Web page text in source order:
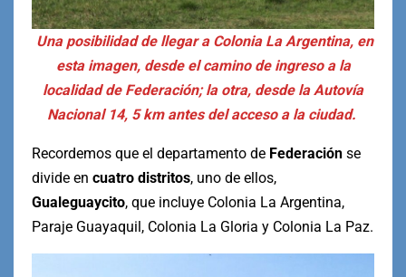
Una posibilidad de llegar a Colonia La Argentina, en
esta imagen, desde el camino de ingreso a la
localidad de Federación; la otra, desde la Autovía
Nacional 14, 5 km antes del acceso a la ciudad.
Recordemos que el departamento de Federación se
divide en cuatro distritos, uno de ellos,
Gualeguaycito, que incluye Colonia La Argentina,
Paraje Guayaquil, Colonia La Gloria y Colonia La Paz.